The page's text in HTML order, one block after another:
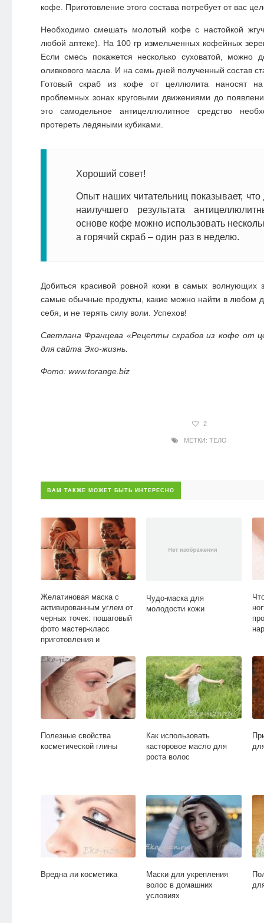
кофе. Приготовление этого состава потребует от вас
Необходимо смешать молотый кофе с настойкой
любой аптеке). На 100 гр измельченных кофейных
Если смесь покажется несколько суховатой, можно
оливкового масла. И на семь дней полученный состав
Готовый скраб из кофе от целлюлита наносят
проблемных зонах круговыми движениями до
это самодельное антицеллюлитное средство
протереть ледяными кубиками.
Хороший совет!
Опыт наших читательниц показывает,
наилучшего результата
основе кофе можно использовать
а горячий скраб – один раз в неделю.
Добиться красивой ровной кожи в самых волнующих
самые обычные продукты, какие можно найти в любом
себя, и не терять силу воли. Успехов!
Светлана Францева «Рецепты скрабов из кофе от
для сайта Эко-жизнь.
Фото: www.torange.biz
2
МЕТКИ:ТЕЛО
ВАМ ТАКЖЕ МОЖЕТ БЫТЬ ИНТЕРЕСНО
Желатиновая маска с
активированным углем от
черных точек: пошаговый
фото мастер-класс
приготовления и
Чудо-маска для
молодости кожи
Полезные свойства
косметической глины
Как использовать
касторовое масло для
роста волос
Вредна ли косметика
Маски для укрепления
волос в домашних
условиях